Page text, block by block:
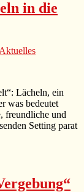
in die
Aktuelles
Lächeln, ein
was bedeutet
freundliche und
Setting parat